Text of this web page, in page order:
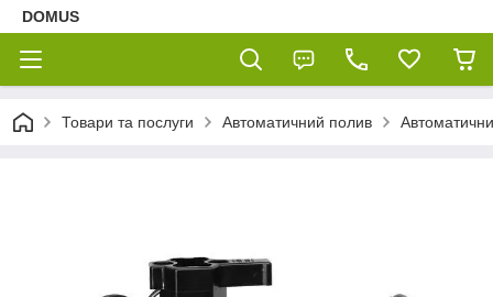
DOMUS
Товари та послуги Автоматичний полив